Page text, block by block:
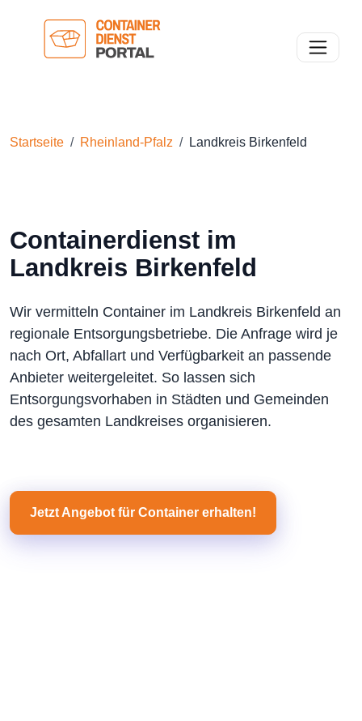
Toggle
Startseite Rheinland-Pfalz Landkreis Birkenfeld
Containerdienst im
Landkreis Birkenfeld
Wir vermitteln Container im Landkreis Birkenfeld an
regionale Entsorgungsbetriebe. Die Anfrage wird je
nach Ort, Abfallart und Verfügbarkeit an passende
Anbieter weitergeleitet. So lassen sich
Entsorgungsvorhaben in Städten und Gemeinden
des gesamten Landkreises organisieren.
Jetzt Angebot für Container erhalten!